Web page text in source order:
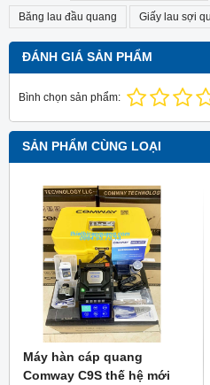
Băng lau đầu quang Giấy lau sợi
ĐÁNH GIÁ SẢN PHẨM
Bình chọn sản phẩm:
SẢN PHẨM CÙNG LOẠI
Máy hàn cáp quang
Comway C9S thế hệ mới